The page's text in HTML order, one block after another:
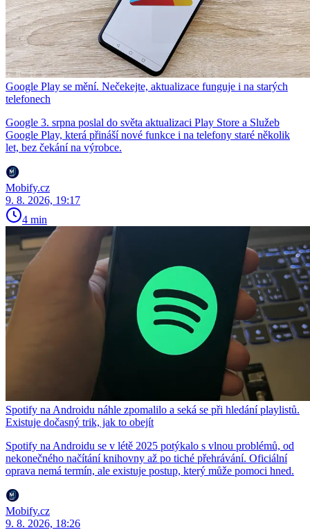
Google Play se mění. Nečekejte, aktualizace funguje i na starých
telefonech
Google 3. srpna poslal do světa aktualizaci Play Store a Služeb
Google Play, která přináší nové funkce i na telefony staré několik
let, bez čekání na výrobce.
Mobify.cz
9. 8. 2026, 19:17
4 min
Spotify na Androidu náhle zpomalilo a seká se při hledání playlistů.
Existuje dočasný trik, jak to obejít
Spotify na Androidu se v létě 2025 potýkalo s vlnou problémů, od
nekonečného načítání knihovny až po tiché přehrávání. Oficiální
oprava nemá termín, ale existuje postup, který může pomoci hned.
Mobify.cz
9. 8. 2026, 18:26